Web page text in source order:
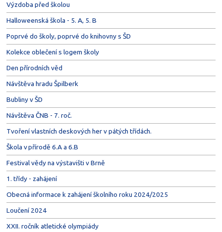
Výzdoba před školou
Halloweenská škola - 5. A, 5. B
Poprvé do školy, poprvé do knihovny s ŠD
Kolekce oblečení s logem školy
Den přírodních věd
Návštěva hradu Špilberk
Bubliny v ŠD
Návštěva ČNB - 7. roč.
Tvoření vlastních deskových her v pátých třídách.
Škola v přírodě 6.A a 6.B
Festival vědy na výstavišti v Brně
1. třídy - zahájení
Obecná informace k zahájení školního roku 2024/2025
Loučení 2024
XXII. ročník atletické olympiády